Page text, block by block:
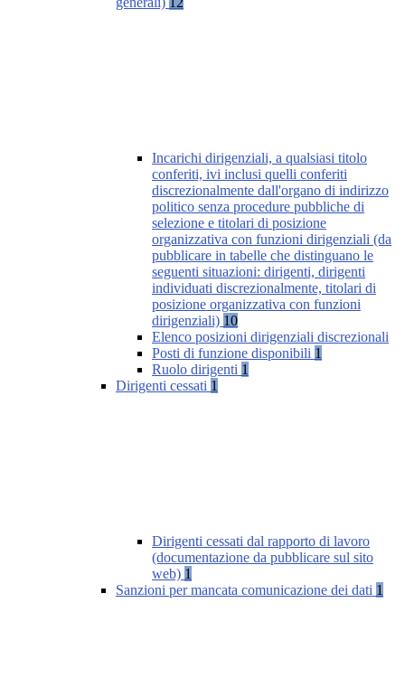
Incarichi dirigenziali, a qualsiasi titolo
conferiti, ivi inclusi quelli conferiti
discrezionalmente dall'organo di indirizzo
politico senza procedure pubbliche di
selezione e titolari di posizione
organizzativa con funzioni dirigenziali (da
pubblicare in tabelle che distinguano le
seguenti situazioni: dirigenti, dirigenti
individuati discrezionalmente, titolari di
posizione organizzativa con funzioni
dirigenziali) 10
Elenco posizioni dirigenziali discrezionali
Posti di funzione disponibili 1
Ruolo dirigenti 1
Dirigenti cessati 1
Dirigenti cessati dal rapporto di lavoro
(documentazione da pubblicare sul sito
web) 1
Sanzioni per mancata comunicazione dei dati 1